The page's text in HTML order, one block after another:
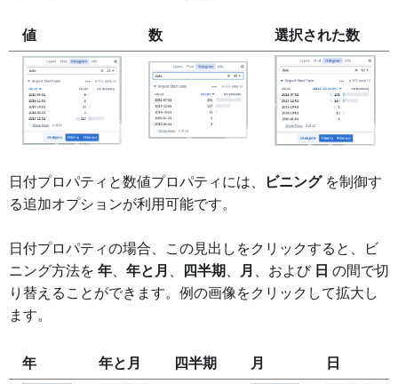
値 数 選択された数
日付プロパティと数値プロパティには、 ビニングを制御す
る追加オプションが利用可能です。
日付プロパティの場合、この見出しをクリックすると、ビ
ニング方法を 年 年と月 四半期 月 、および 日 の間で切
り替えることができます。例の画像をクリックして拡大し
ます。
年 年と月 四半期 月 日